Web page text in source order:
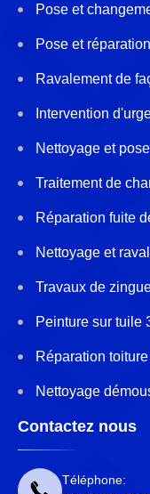
Pose et
Pose et
Ravalement de
Intervention
Nettoyage et
Traitement de
Réparation fuite
Nettoyage et
Travaux de
Peinture sur tuile
Réparation
Nettoyage
Contactez nous
Téléphone: